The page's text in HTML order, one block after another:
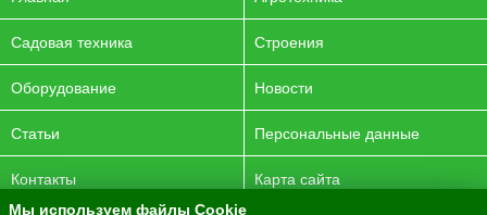
Садовая техника Строения
Оборудование Новости
Статьи Персональные данные
Контакты
Карта сайта
Мы используем файлы Cookie